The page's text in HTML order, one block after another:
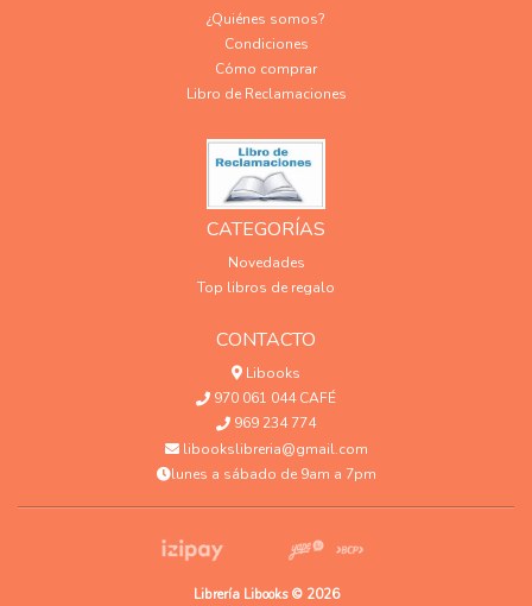
¿Quiénes somos?
Condiciones
Cómo comprar
Libro de Reclamaciones
CATEGORÍAS
Novedades
Top libros de regalo
CONTACTO
Libooks
970 061 044 CAFÉ
969 234 774
libookslibreria@gmail.com
lunes a sábado de 9am a 7pm
Librería Libooks © 2026